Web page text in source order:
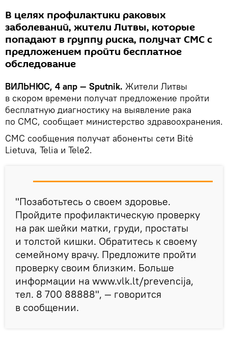
В целях профилактики раковых
заболеваний, жители Литвы, которые
попадают в группу риска, получат СМС с
предложением пройти бесплатное
обследование
ВИЛЬНЮС, 4 апр — Sputnik. Жители Литвы
в скором времени получат предложение пройти
бесплатную диагностику на выявление рака
по СМС, сообщает министерство здравоохранения.
СМС сообщения получат абоненты сети Bitė
Lietuva, Telia и Tele2.
"Позаботьтесь о своем здоровье.
Пройдите профилактическую проверку
на рак шейки матки, груди, простаты
и толстой кишки. Обратитесь к своему
семейному врачу. Предложите пройти
проверку своим близким. Больше
информации на www.vlk.lt/prevencija,
тел. 8 700 88888", — говорится
в сообщении.